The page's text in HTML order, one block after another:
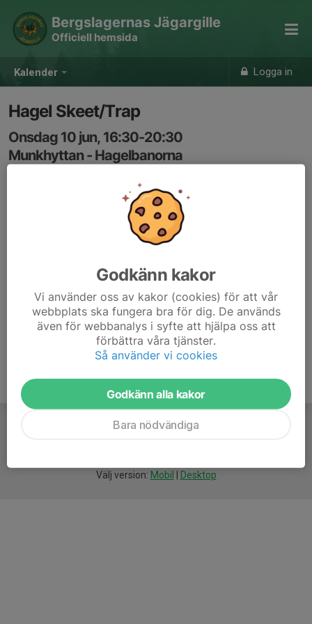
Kalender Logga in
Bergslagernas Jägargille
Officiell hemsida
Hagel Skeet/Trap
Onsdag 10 jun, 16:30-20:30
Munkhyttan - Hagelbanorna
Välj version: Mobil Desktop
Godkänn kakor
Vi använder oss av kakor (cookies) för att vår
webbplats ska fungera bra för dig. De används
även för webbanalys i syfte att hjälpa oss att
förbättra våra tjänster.
Så använder vi cookies
Godkänn alla kakor
Bara nödvändiga